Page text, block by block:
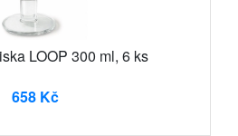
LOOP 300 ml, 6 ks
658 Kč